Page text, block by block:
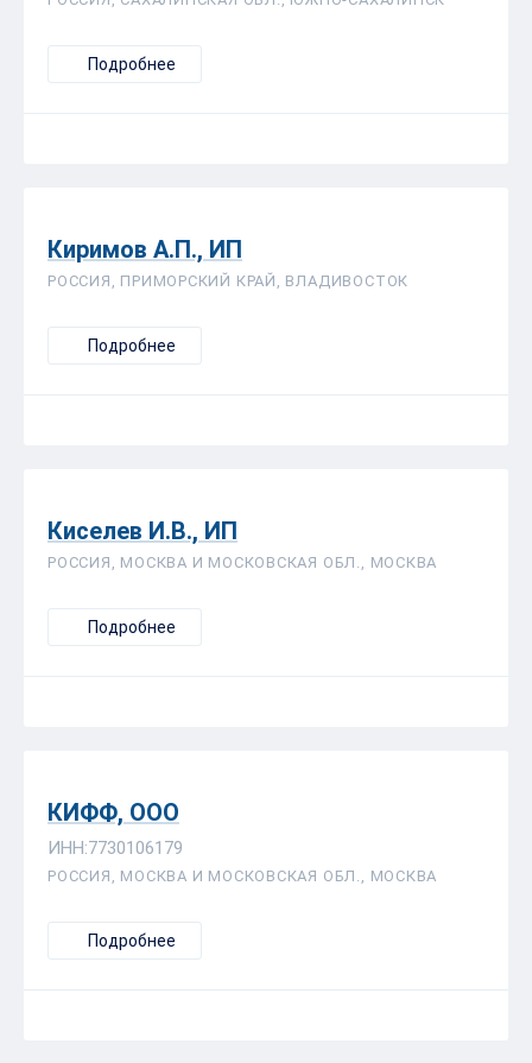
Подробнее
Киримов А.П., ИП
РОССИЯ, ПРИМОРСКИЙ КРАЙ, ВЛАДИВОСТОК
Подробнее
Киселев И.В., ИП
РОССИЯ, МОСКВА И МОСКОВСКАЯ ОБЛ., МОСКВА
Подробнее
КИФФ, ООО
ИНН:7730106179
РОССИЯ, МОСКВА И МОСКОВСКАЯ ОБЛ., МОСКВА
Подробнее